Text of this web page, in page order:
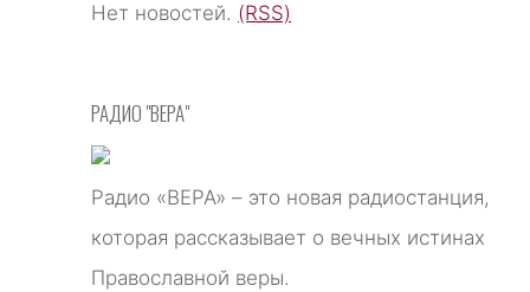
Нет новостей. (RSS)
РАДИО "ВЕРА"
Радио «ВЕРА» – это новая радиостанция,
которая рассказывает о вечных истинах
Православной веры.